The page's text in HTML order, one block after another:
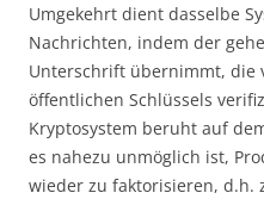
Umgekehrt dient dasselbe
Nachrichten, indem der
Unterschrift übernimmt, die
öffentlichen Schlüssels
Kryptosystem beruht auf
es nahezu unmöglich ist,
wieder zu faktorisieren, d.h.